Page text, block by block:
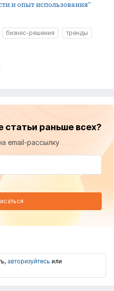
и опыт использования"
бизнес-решения
тренды
статьи раньше всех?
email-рассылку
авторизуйтесь или